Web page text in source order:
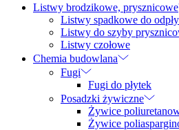
Listwy brodzikowe, prysznicowe
Listwy spadkowe do
Listwy do szyby
Listwy czołowe
Chemia budowlana
Fugi
Fugi do płytek
Posadzki żywiczne
Żywice
Żywice